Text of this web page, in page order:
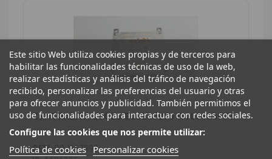
CENTRALITA LUCES B0J867890 W003128971
MAZDA 3 BERLINA (BP)
OEM: B0J867890
Este sitio Web utiliza cookies propias y de terceros para
habilitar las funcionalidades técnicas de uso de la web,
realizar estadísticas y análisis del tráfico de navegación
recibido, personalizar las preferencias del usuario y otras
para ofrecer anuncios y publicidad. También permitimos el
uso de funcionalidades para interactuar con redes sociales.
Configure las cookies que nos permite utilizar:
Política de cookies Personalizar cookies